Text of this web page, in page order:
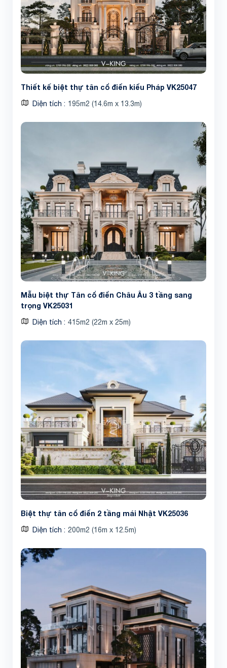
Thiết kế biệt thự tân cổ điển kiểu Pháp VK25047
Diện tích 195m2 (14.6m x 13.3m)
Mẫu biệt thự Tân cổ điển Châu Âu 3 tầng sang
trọng VK25031
Diện tích 415m2 (22m x 25m)
Biệt thự tân cổ điển 2 tầng mái Nhật VK25036
Diện tích 200m2 (16m x 12.5m)